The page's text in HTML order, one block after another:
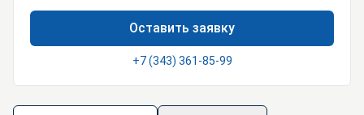
Оставить заявку
+7 (343) 361-85-99